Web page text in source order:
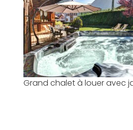
Grand chalet à louer avec